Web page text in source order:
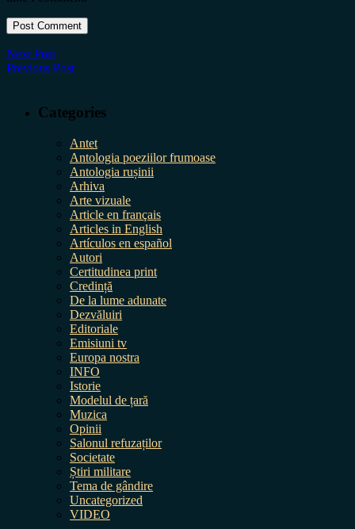
Next Post
Previous Post
Categories
Antet
Antologia poeziilor frumoase
Antologia rușinii
Arhiva
Arte vizuale
Article en français
Articles in English
Artículos en español
Autori
Certitudinea print
Credință
De la lume adunate
Dezvăluiri
Editoriale
Emisiuni tv
Europa nostra
INFO
Istorie
Modelul de țară
Muzica
Opinii
Salonul refuzaților
Societate
Știri militare
Tema de gândire
Uncategorized
VIDEO